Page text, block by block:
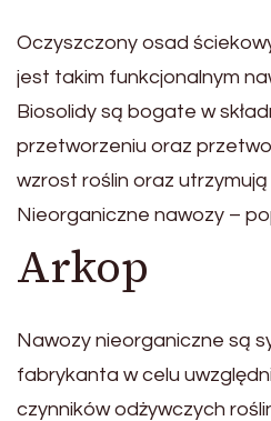
Oczyszczony osad
jest takim funkcjonalnym
Biosolidy są bogate w
przetworzeniu oraz
wzrost roślin oraz
Nieorganiczne nawozy –
Arkop
Nawozy nieorganiczne są
fabrykanta w celu
czynników odżywczych